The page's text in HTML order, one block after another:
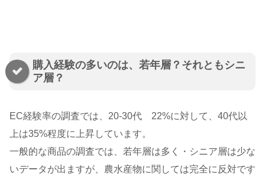
購入経験の多いのは、若年層？それともシニ
ア層？
EC経験率の調査では、20-30代 22%に対して、40代以
上は35%程度に上昇しています。
一般的な商品の調査では、若年層は多く・シニア層は少な
いデータが出ますが、農水産物に関しては完全に反対です